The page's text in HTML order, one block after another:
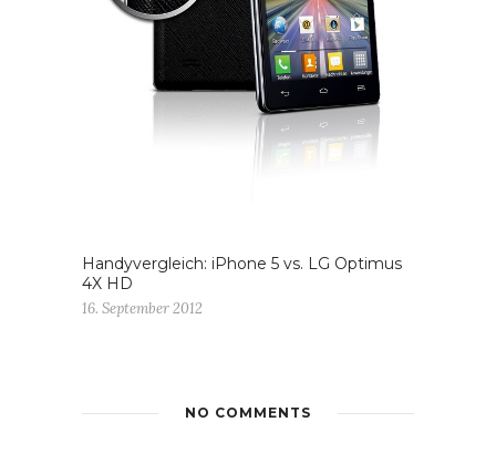
Handyvergleich: iPhone 5 vs. LG Optimus
4X HD
16. September 2012
NO COMMENTS